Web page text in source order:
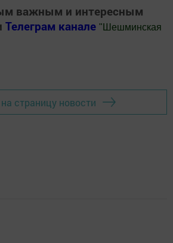
важным и интересным
Телеграм канале " Шешминская
страницу новости